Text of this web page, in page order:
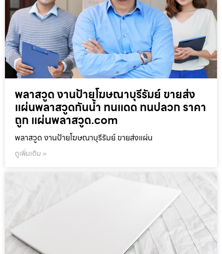
พลาสวูด งานป้ายโฆษณาบุรีรัมย์ ขายส่ง
แผ่นพลาสวูดกันน้ำ ทนแดด ทนปลวก ราคา
ถูก แผ่นพลาสวูด.com
พลาสวูด งานป้ายโฆษณาบุรีรัมย์ ขายส่งแผ่น
ดูเพิ่มเติม »